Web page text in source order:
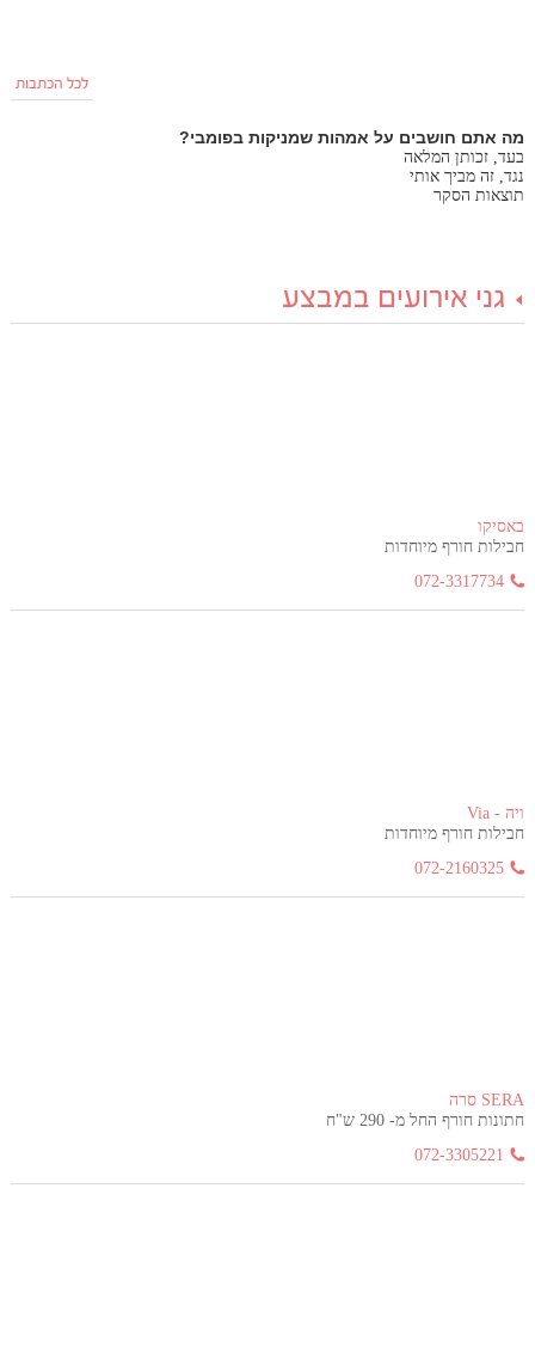
לכל הכתבות
מה אתם חושבים על אמהות שמניקות בפומבי?
בעד, זכותן המלאה
נגד, זה מביך אותי
תוצאות הסקר
גני אירועים במבצע
באסיקו
חבילות חורף מיוחדות
072-3317734
ויה - Via
חבילות חורף מיוחדות
072-2160325
SERA סרה
חתונות חורף החל מ- 290 ש"ח
072-3305221